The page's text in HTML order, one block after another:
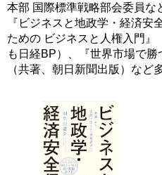
本部 国際標準戦略部会委員な
『ビジネスと地政学・経済安
ための ビジネスと人権入門
も日経BP）、『世界市場で勝
（共著、朝日新聞出版）など